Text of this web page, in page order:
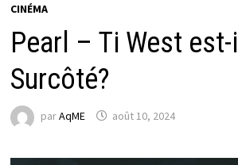
CINÉMA
Pearl – Ti West est-il
Surcôté?
parAqME août 10, 2024